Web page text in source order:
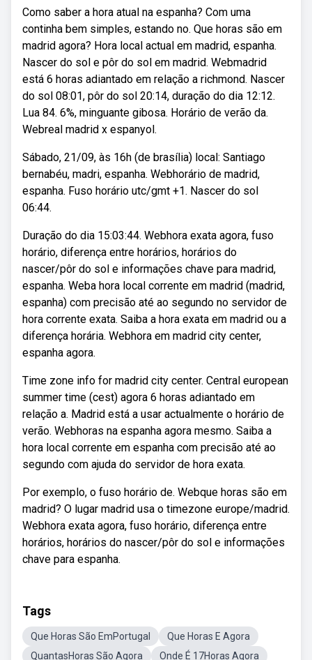
Como saber a hora atual na espanha? Com uma
continha bem simples, estando no. Que horas são em
madrid agora? Hora local actual em madrid, espanha.
Nascer do sol e pôr do sol em madrid. Webmadrid
está 6 horas adiantado em relação a richmond. Nascer
do sol 08:01, pôr do sol 20:14, duração do dia 12:12.
Lua 84. 6%, minguante gibosa. Horário de verão da.
Webreal madrid x espanyol.
Sábado, 21/09, às 16h (de brasília) local: Santiago
bernabéu, madri, espanha. Webhorário de madrid,
espanha. Fuso horário utc/gmt +1. Nascer do sol
06:44.
Duração do dia 15:03:44. Webhora exata agora, fuso
horário, diferença entre horários, horários do
nascer/pôr do sol e informações chave para madrid,
espanha. Weba hora local corrente em madrid (madrid,
espanha) com precisão até ao segundo no servidor de
hora corrente exata. Saiba a hora exata em madrid ou a
diferença horária. Webhora em madrid city center,
espanha agora.
Time zone info for madrid city center. Central european
summer time (cest) agora 6 horas adiantado em
relação a. Madrid está a usar actualmente o horário de
verão. Webhoras na espanha agora mesmo. Saiba a
hora local corrente em espanha com precisão até ao
segundo com ajuda do servidor de hora exata.
Por exemplo, o fuso horário de. Webque horas são em
madrid? O lugar madrid usa o timezone europe/madrid.
Webhora exata agora, fuso horário, diferença entre
horários, horários do nascer/pôr do sol e informações
chave para espanha.
Tags
Que Horas São EmPortugal
Que Horas E Agora
QuantasHoras São Agora
Onde É 17Horas Agora